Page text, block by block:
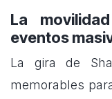
La
eventos
La gira de
memorables